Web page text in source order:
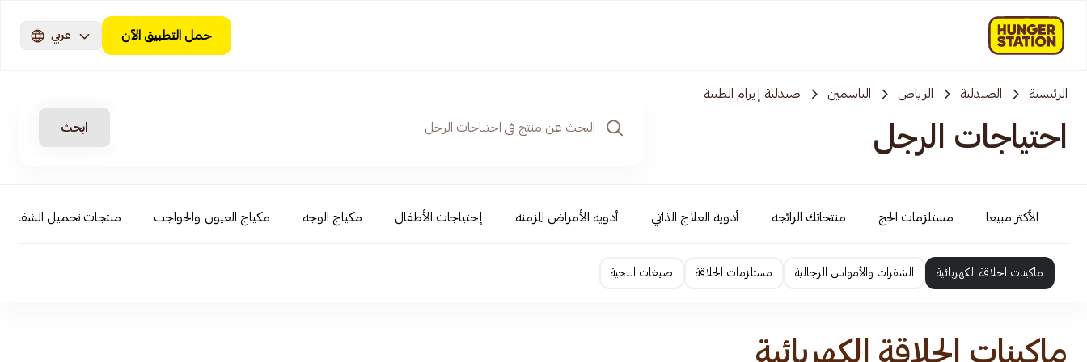
حمل التطبيق الآن عربي
الرئيسية الصيدلية الرياض الياسمين صيدلية إيرام الطبية
احتياجات الرجل ابحث
الأكثر مبيعا مستلزمات الحج منتجاتك الرائجة أدوية العلاج الذاتي أدوية الأمراض المزمنة إحتياجات الأطفال مكياج الوجه مكياج العيون والحواجب منتجات تجميل الشفاه
ماكينات الحلاقة الكهربائية الشفرات والأمواس الرجالية مستلزمات الحلاقة صبغات اللحية
ماكينات الحلاقة الكهربائية